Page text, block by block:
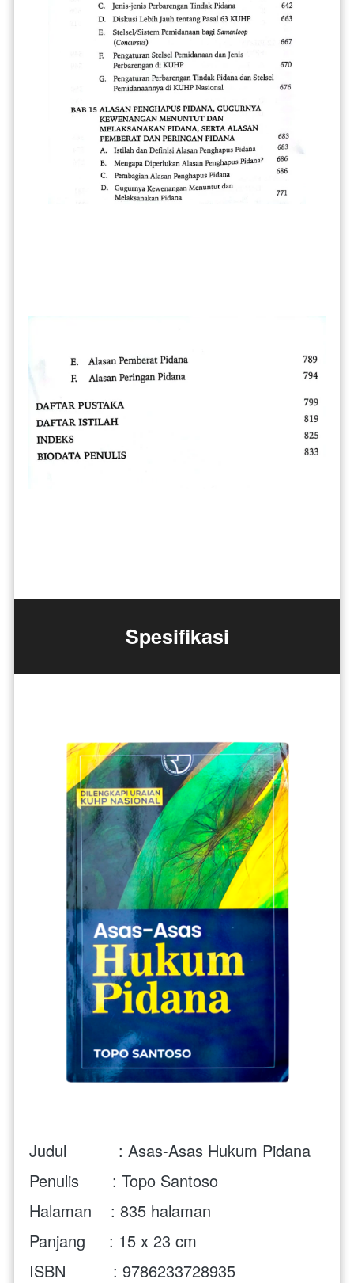
Spesifikasi
Judul           : Asas-Asas Hukum Pidana
Penulis       : Topo Santoso
Halaman    : 835 halaman
Panjang     : 15 x 23 cm
ISBN          : 9786233728935